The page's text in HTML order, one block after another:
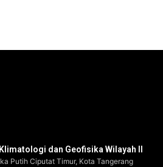
dan Geofisika Wilayah II
Putih Ciputat Timur, Kota Tangerang